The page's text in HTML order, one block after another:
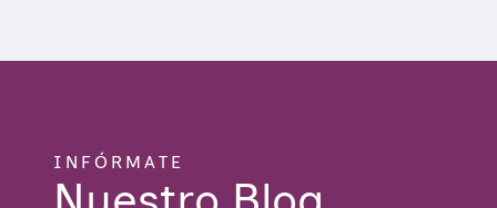
E
O
S
D
INFÓRMATE